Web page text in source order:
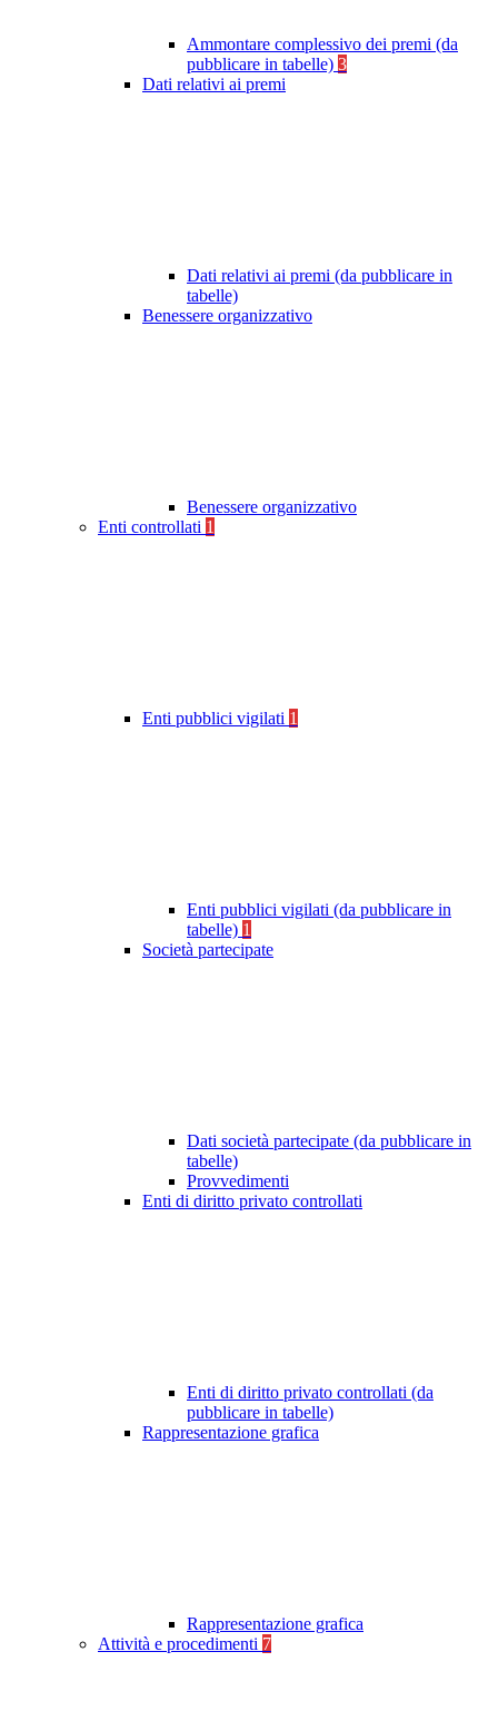
Ammontare complessivo dei premi (da
pubblicare in tabelle) 3
Dati relativi ai premi
Dati relativi ai premi (da pubblicare in
tabelle)
Benessere organizzativo
Benessere organizzativo
Enti controllati 1
Enti pubblici vigilati 1
Enti pubblici vigilati (da pubblicare in
tabelle) 1
Società partecipate
Dati società partecipate (da pubblicare in
tabelle)
Provvedimenti
Enti di diritto privato controllati
Enti di diritto privato controllati (da
pubblicare in tabelle)
Rappresentazione grafica
Rappresentazione grafica
Attività e procedimenti 7